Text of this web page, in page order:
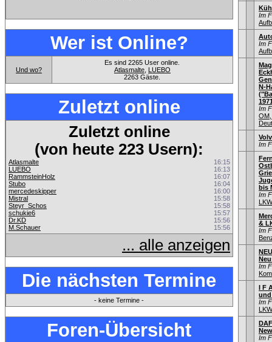
Wer ist Online?
Und wo?
Es sind 2265 User online.
Atlasmalte LUEBO
2263 Gäste.
Zuletzt online
Zuletzt online
(von heute 223 Usern):
Atlasmalte
16:15
LUEBO
16:13
RammsteinHolz
16:07
Stubo
16:04
mercedeskipper
16:00
Mistral
15:58
Steyr_Schos
15:58
schukie6
15:57
Dr.KD
15:56
M.Schauer
15:56
... alle anzeigen
Die nächsten Termine
- keine Termine -
Foren-Übersicht
Im
Im
N-
Im
Im
bis
Im
&
Im
Im
I F
und
Im
Im